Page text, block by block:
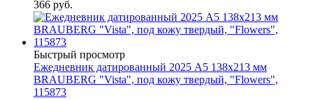
366 руб.
Быстрый просмотр
Ежедневник датированный 2025 А5 138x213 мм
BRAUBERG "Vista", под кожу твердый, "Flowers",
115873